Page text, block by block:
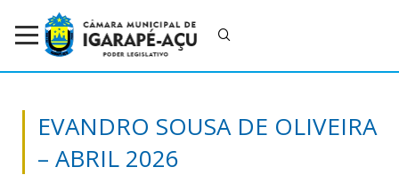
EVANDRO SOUSA DE OLIVEIRA
– ABRIL 2026